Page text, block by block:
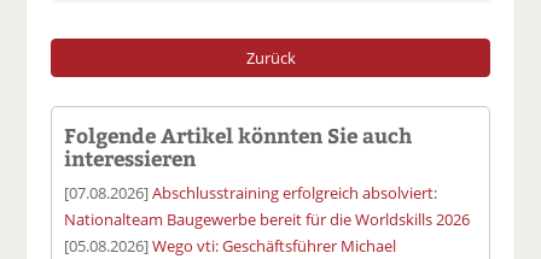
Zurück
Folgende Artikel könnten Sie auch
interessieren
[07.08.2026]Abschlusstraining erfolgreich absolviert:
Nationalteam Baugewerbe bereit für die Worldskills 2026
[05.08.2026]Wego vti: Geschäftsführer Michael